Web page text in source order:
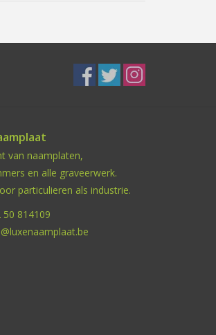
van naamplaten,
en alle graveerwerk.
particulieren als industrie.
50 814109